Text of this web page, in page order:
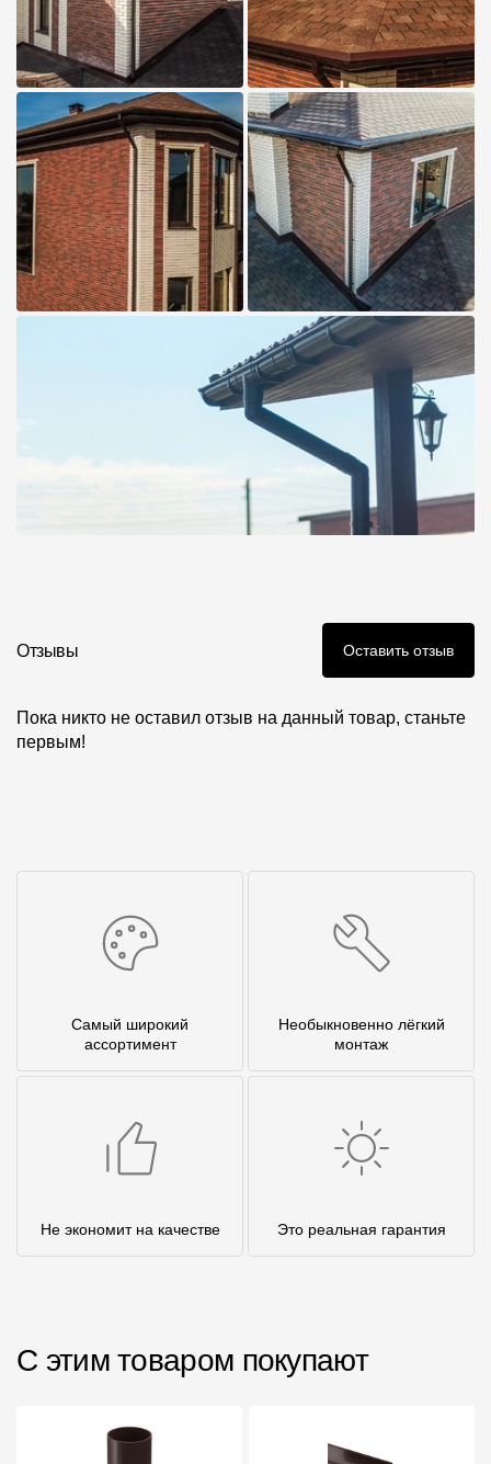
Отзывы Оставить отзыв
Пока никто не оставил отзыв на данный товар, станьте
первым!
Самый широкий
ассортимент
Необыкновенно лёгкий
монтаж
Не экономит на качестве Это реальная гарантия
С этим товаром покупают